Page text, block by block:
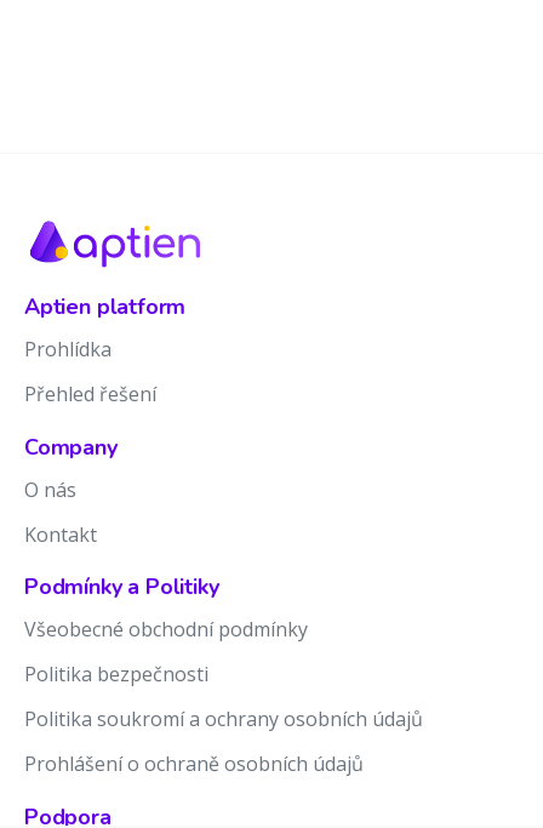
Aptien platform
Prohlídka
Přehled řešení
Company
O nás
Kontakt
Podmínky a Politiky
Všeobecné obchodní podmínky
Politika bezpečnosti
Politika soukromí a ochrany osobních údajů
Prohlášení o ochraně osobních údajů
Podpora